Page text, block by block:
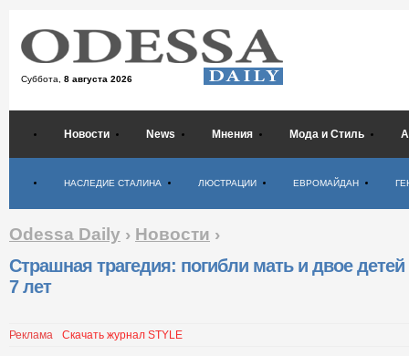
Суббота, 8 августа 2026
Новости News Мнения Мода и Стиль
НАСЛЕДИЕ СТАЛИНА ЛЮСТРАЦИИ ЕВРОМАЙДАН
Odessa Daily › Новости ›
Страшная трагедия: погибли мать и двое детей
7 лет
Реклама Скачать журнал STYLE